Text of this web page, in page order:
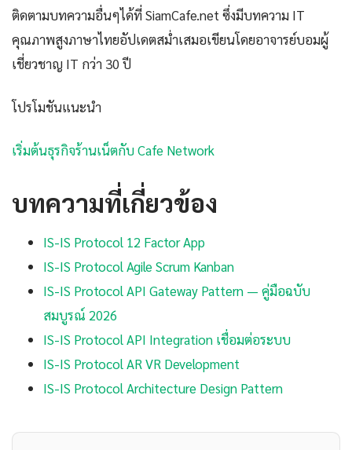
ติดตามบทความอื่นๆได้ที่ SiamCafe.net ซึ่งมีบทความ IT
คุณภาพสูงภาษาไทยอัปเดตสม่ำเสมอเขียนโดยอาจารย์บอมผู้
เชี่ยวชาญ IT กว่า 30 ปี
โปรโมชันแนะนำ
เริ่มต้นธุรกิจร้านเน็ตกับ Cafe Network
บทความที่เกี่ยวข้อง
IS-IS Protocol 12 Factor App
IS-IS Protocol Agile Scrum Kanban
IS-IS Protocol API Gateway Pattern — คู่มือฉบับ
สมบูรณ์ 2026
IS-IS Protocol API Integration เชื่อมต่อระบบ
IS-IS Protocol AR VR Development
IS-IS Protocol Architecture Design Pattern